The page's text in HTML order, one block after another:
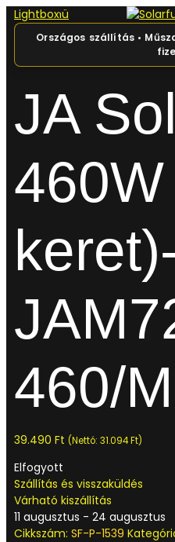
Főmenü
Lightbox
JA
460/
39.490 Ft (Nettó: 31.094Ft)
Elfogyott
Szállítás és visszaküldés
Várható kiszállítás
11 augusztus - 24 augusztus
Cikkszám: SF-P-1539